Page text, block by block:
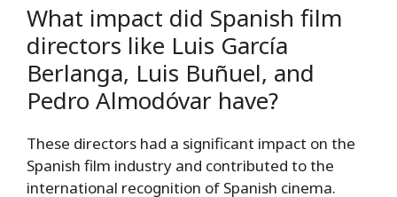
What impact did Spanish film
directors like Luis García
Berlanga, Luis Buñuel, and
Pedro Almodóvar have?
These directors had a significant impact on the
Spanish film industry and contributed to the
international recognition of Spanish cinema.